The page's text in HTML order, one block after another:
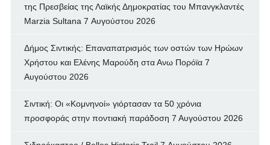
της Πρεσβείας της Λαϊκής Δημοκρατίας του Μπανγκλαντές
Marzia Sultana 7 Αυγούστου 2026
Δήμος Σιντικής: Επαναπατρισμός των oστών των Ηρώων
Χρήστου και Ελένης Μαρούδη στα Ανω Πορόϊα 7
Αυγούστου 2026
Σιντική: Οι «Κομνηνοί» γιόρτασαν τα 50 χρόνια
προσφοράς στην ποντιακή παράδοση 7 Αυγούστου 2026